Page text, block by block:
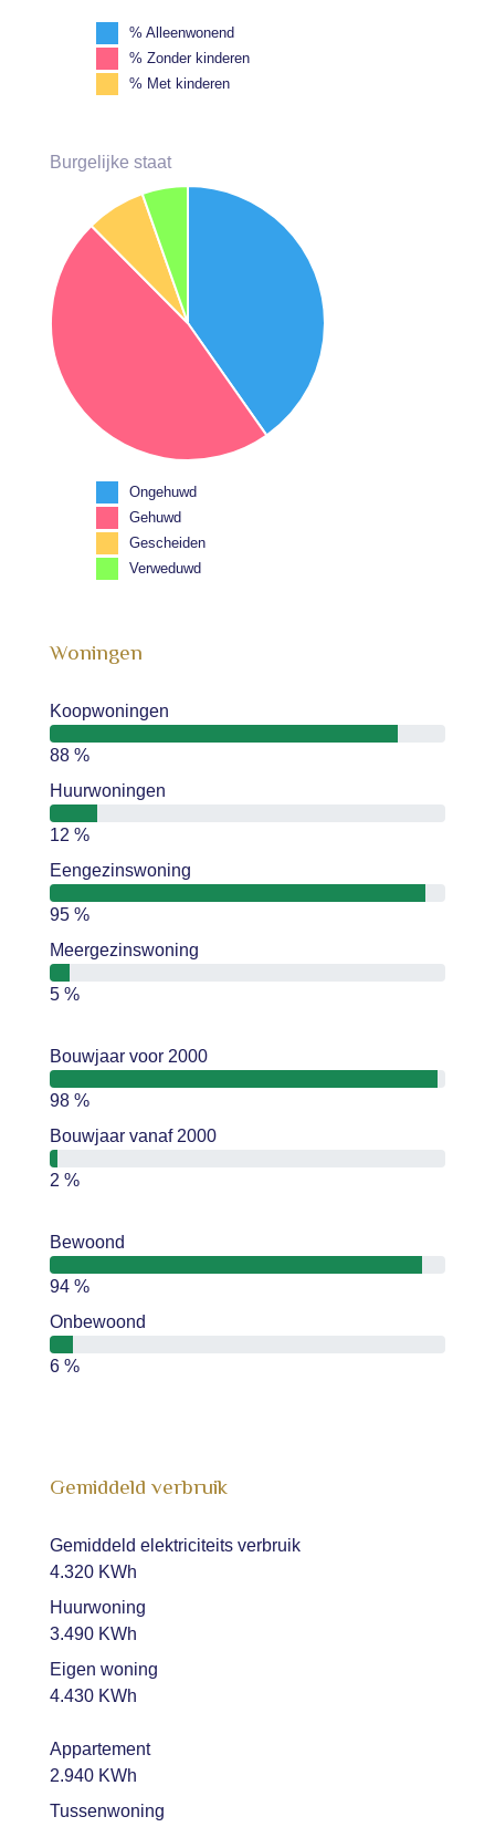
% Alleenwonend
% Zonder kinderen
% Met kinderen
Burgelijke staat
Ongehuwd
Gehuwd
Gescheiden
Verweduwd
Woningen
Koopwoningen
88 %
Huurwoningen
12 %
Eengezinswoning
95 %
Meergezinswoning
5 %
Bouwjaar voor 2000
98 %
Bouwjaar vanaf 2000
2 %
Bewoond
94 %
Onbewoond
6 %
Gemiddeld verbruik
Gemiddeld elektriciteits verbruik
4.320 KWh
Huurwoning
3.490 KWh
Eigen woning
4.430 KWh
Appartement
2.940 KWh
Tussenwoning